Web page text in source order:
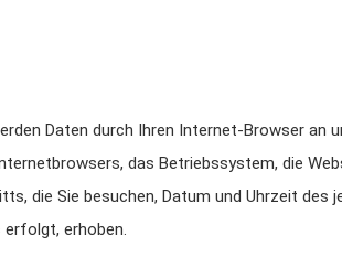
Daten durch Ihren Internet-Browser an
das Betriebssystem, die
die Sie besuchen, Datum und Uhrzeit des
erhoben.